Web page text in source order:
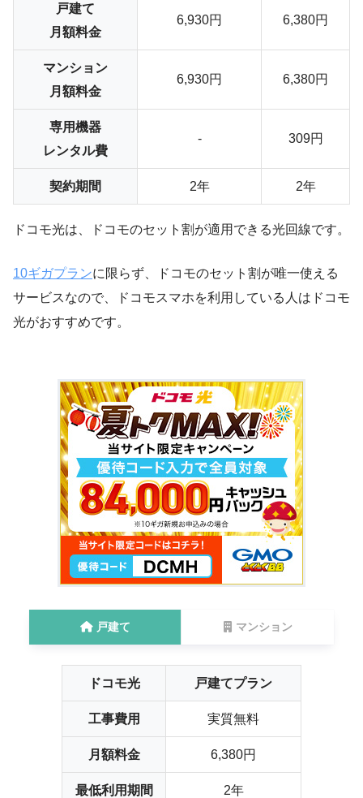
戸建て
月額料金
6,930円 6,380円
マンション
月額料金
6,930円 6,380円
専用機器
レンタル費
- 309円
契約期間 2年 2年
ドコモ光は、ドコモのセット割が適用できる光回線です。
10ギガプランに限らず、ドコモのセット割が唯一使える
サービスなので、ドコモスマホを利用している人はドコモ
光がおすすめです。
戸建て マンション
ドコモ光 戸建てプラン
工事費用 実質無料
月額料金 6,380円
最低利用期間 2年